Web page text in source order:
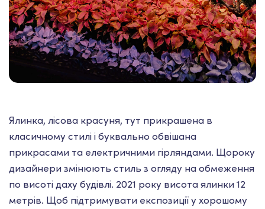
Ялинка, лісова красуня, тут прикрашена в
класичному стилі і буквально обвішана
прикрасами та електричними гірляндами. Щороку
дизайнери змінюють стиль з огляду на обмеження
по висоті даху будівлі. 2021 року висота ялинки 12
метрів. Щоб підтримувати експозиції у хорошому